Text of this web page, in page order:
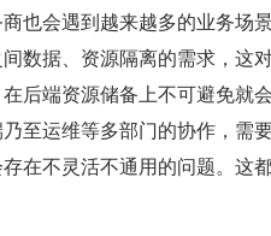
也会遇到越来越多的业务场
数据、资源隔离的需求，这
后端资源储备上不可避免就
至运维等多部门的协作，需
在不灵活不通用的问题。这